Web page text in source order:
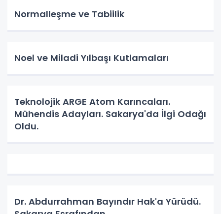
Normalleşme ve Tabiilik
Noel ve Miladi Yılbaşı Kutlamaları
Teknolojik ARGE Atom Karıncaları.
Mühendis Adayları. Sakarya'da İlgi Odağı
Oldu.
Dr. Abdurrahman Bayındır Hak'a Yürüdü.